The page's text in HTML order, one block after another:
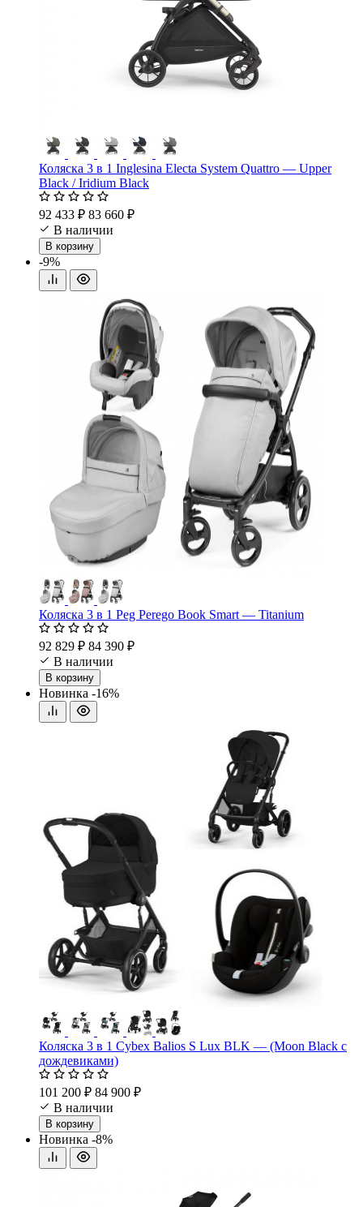
Коляска 3 в 1 Inglesina Electa System Quattro — Upper
Black / Iridium Black
92 433 ₽ 83 660 ₽
В наличии
В корзину
-9%
Коляска 3 в 1 Peg Perego Book Smart — Titanium
92 829 ₽ 84 390 ₽
В наличии
В корзину
Новинка -16%
Коляска 3 в 1 Cybex Balios S Lux BLK — (Moon Black с
дождевиками)
101 200 ₽ 84 900 ₽
В наличии
В корзину
Новинка -8%